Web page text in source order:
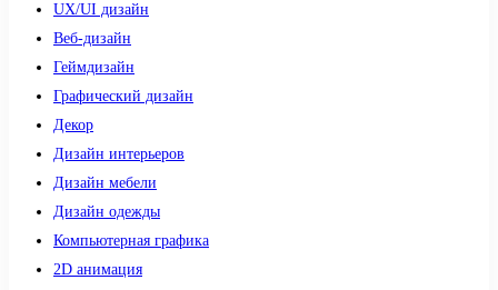
UX/UI дизайн
Веб-дизайн
Геймдизайн
Графический дизайн
Декор
Дизайн интерьеров
Дизайн мебели
Дизайн одежды
Компьютерная графика
2D анимация